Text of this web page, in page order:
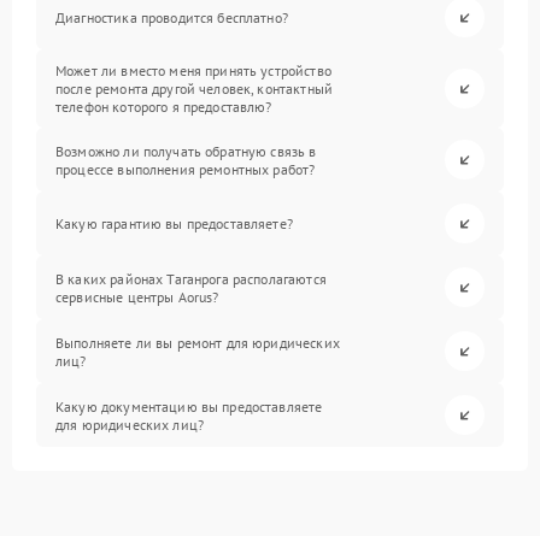
Диагностика проводится бесплатно?
Может ли вместо меня принять устройство
после ремонта другой человек, контактный
телефон которого я предоставлю?
Возможно ли получать обратную связь в
процессе выполнения ремонтных работ?
Какую гарантию вы предоставляете?
В каких районах Таганрога располагаются
сервисные центры Aorus?
Выполняете ли вы ремонт для юридических
лиц?
Какую документацию вы предоставляете
для юридических лиц?